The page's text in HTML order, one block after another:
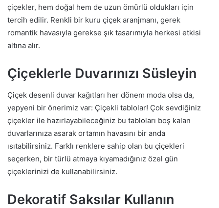
çiçekler, hem doğal hem de uzun ömürlü oldukları için
tercih edilir. Renkli bir kuru çiçek aranjmanı, gerek
romantik havasıyla gerekse şık tasarımıyla herkesi etkisi
altına alır.
Çiçeklerle Duvarınızı Süsleyin
Çiçek desenli duvar kağıtları her dönem moda olsa da,
yepyeni bir önerimiz var: Çiçekli tablolar! Çok sevdiğiniz
çiçekler ile hazırlayabileceğiniz bu tabloları boş kalan
duvarlarınıza asarak ortamın havasını bir anda
ısıtabilirsiniz. Farklı renklere sahip olan bu çiçekleri
seçerken, bir türlü atmaya kıyamadığınız özel gün
çiçeklerinizi de kullanabilirsiniz.
Dekoratif Saksılar Kullanın